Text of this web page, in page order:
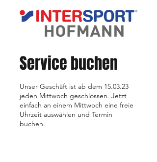
Service buchen
Unser Geschäft ist ab dem 15.03.23
jeden Mittwoch geschlossen. Jetzt
einfach an einem Mittwoch eine freie
Uhrzeit auswählen und Termin
buchen.